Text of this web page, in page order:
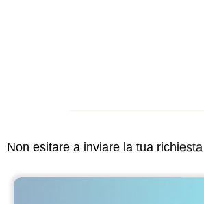
Non esitare a inviare la tua